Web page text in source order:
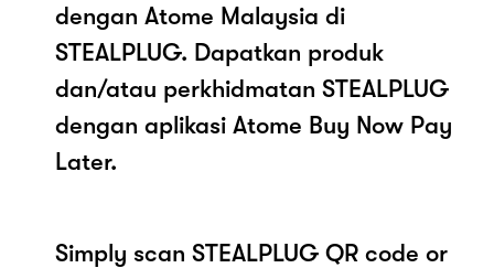
dengan Atome Malaysia di
STEALPLUG. Dapatkan produk
dan/atau perkhidmatan STEALPLUG
dengan aplikasi Atome Buy Now Pay
Later.
Simply scan STEALPLUG QR code or